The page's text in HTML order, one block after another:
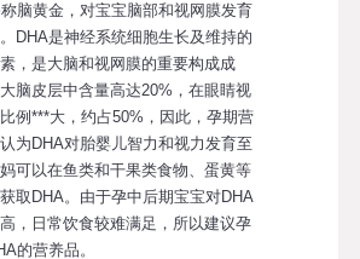
黄金，对宝宝脑部和视网膜发育
DHA是神经系统细胞生长及维持的
，是大脑和视网膜的重要构成成
脑皮层中含量高达20%，在眼睛视
例***大，约占50%，因此，孕期营
为DHA对胎婴儿智力和视力发育至
可以在鱼类和干果类食物、蛋黄等
取DHA。由于孕中后期宝宝对DHA
，日常饮食较难满足，所以建议孕
的营养品。